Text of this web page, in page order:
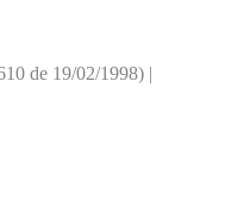
de 19/02/1998) |